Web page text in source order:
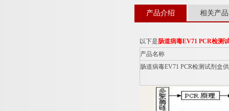
产品介绍 相关产品
以下是肠道病毒EV71 PCR检测
产品名称
肠道病毒EV71 PCR检测试剂盒